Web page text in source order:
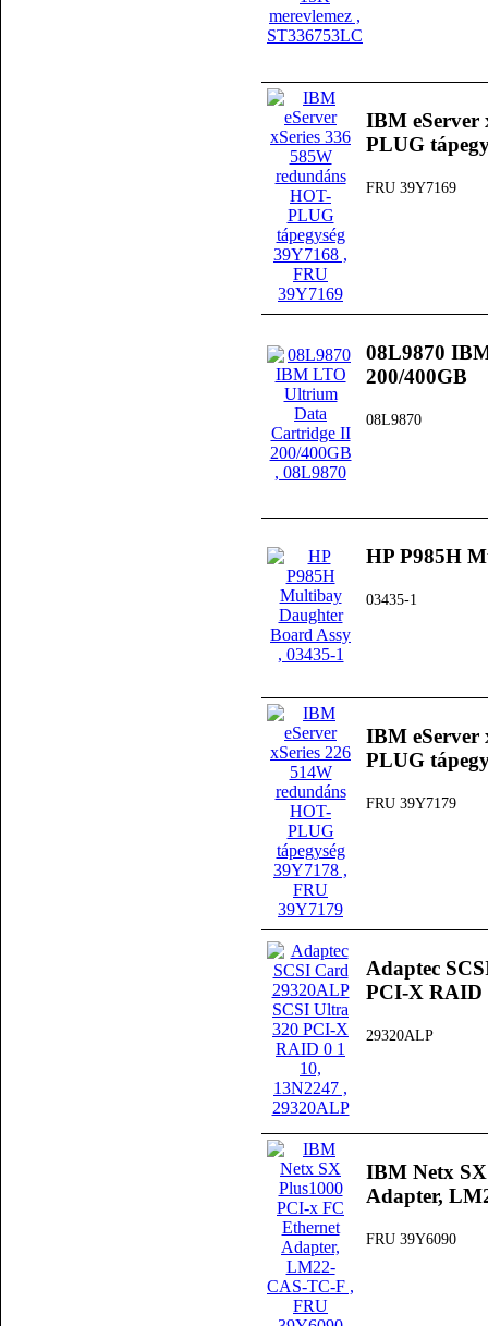
IBM eServer
PLUG
FRU 39Y7169
08L9870
200/400GB
08L9870
HP P985H
03435-1
IBM eServer
PLUG
FRU 39Y7179
Adaptec
PCI-X RAID
29320ALP
IBM Netx
Adapter,
FRU 39Y6090